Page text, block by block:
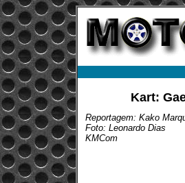
Kart:
Reportagem: Kako
Foto: Leonardo Dias
KMCom